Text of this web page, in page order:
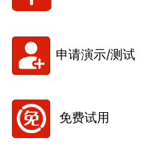
申请演示/测试
免费试用